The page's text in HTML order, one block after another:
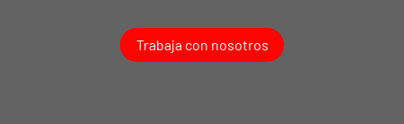
Trabaja con nosotros